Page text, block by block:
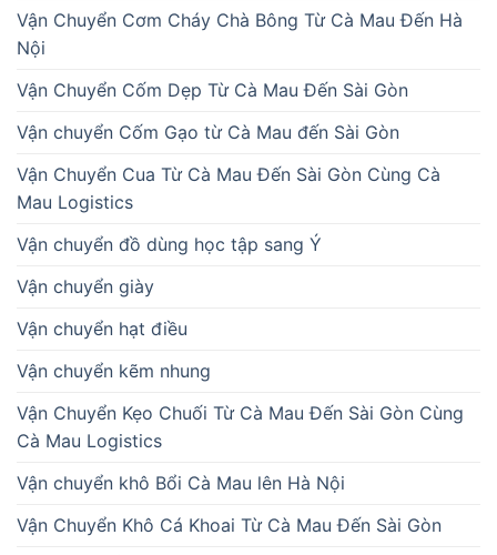
Vận Chuyển Cơm Cháy Chà Bông Từ Cà Mau Đến Hà
Nội
Vận Chuyển Cốm Dẹp Từ Cà Mau Đến Sài Gòn
Vận chuyển Cốm Gạo từ Cà Mau đến Sài Gòn
Vận Chuyển Cua Từ Cà Mau Đến Sài Gòn Cùng Cà
Mau Logistics
Vận chuyển đồ dùng học tập sang Ý
Vận chuyển giày
Vận chuyển hạt điều
Vận chuyển kẽm nhung
Vận Chuyển Kẹo Chuối Từ Cà Mau Đến Sài Gòn Cùng
Cà Mau Logistics
Vận chuyển khô Bổi Cà Mau lên Hà Nội
Vận Chuyển Khô Cá Khoai Từ Cà Mau Đến Sài Gòn